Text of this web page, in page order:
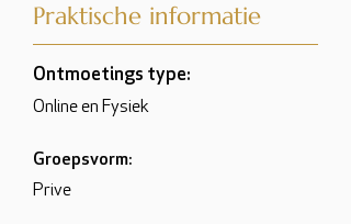
Praktische informatie
Ontmoetings type:
Online en Fysiek
Groepsvorm:
Prive